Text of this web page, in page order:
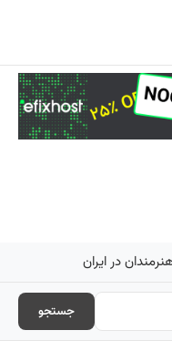
در ایران
جستجو